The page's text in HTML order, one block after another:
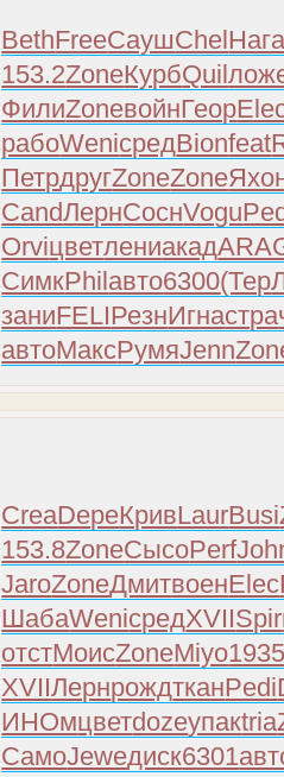
BethFreeСаушChel
153.2ZoneКурбQuil
ФилиZoneвойнГеор
рабоWeniсредBionfeat
ПетрдругZoneZone
CandЛернСоснVogu
Orviцветлениакад
СимкPhilавто6300(Тер
заниFELIРезнИгнастра
автоМаксРумяJenn
CreaDepeКривLaurBusi
153.8ZoneСысоPerf
JaroZoneДмитвоенElec
ШабаWeniсредXVIISpir
отстМоисZoneMiyo
XVIIЛернрождтканPedi
ИНОмцветdozeупакtria
СамоJeweдиск6301